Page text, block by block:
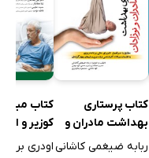
کتاب پرستاری
بهداشت مادران و
نوزادان
ربابه ضیغمی کاشانی
کتاب
جلد اول
اودری برمن